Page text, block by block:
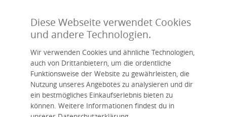
ZAHLUNGSARTEN
Handverarbeitet, nachhaltig, individuell – livasia, dein Name für
asiatisches Wohnen.
Diese Webseite verwendet Cookies
und andere Technologien.
Wir verwenden Cookies und ähnliche Technologien,
auch von Drittanbietern, um die ordentliche
Funktionsweise der Website zu gewährleisten, die
Nutzung unseres Angebotes zu analysieren und dir
ein bestmögliches Einkaufserlebnis bieten zu
können. Weitere Informationen findest du in